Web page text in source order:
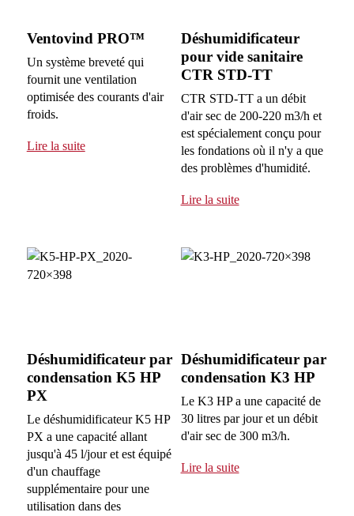
Ventovind PRO™
Un système breveté qui
fournit une ventilation
optimisée des courants d'air
froids.
Lire la suite
Déshumidificateur
pour vide sanitaire
CTR STD-TT
CTR STD-TT a un débit
d'air sec de 200-220 m3/h et
est spécialement conçu pour
les fondations où il n'y a que
des problèmes d'humidité.
Lire la suite
Déshumidificateur par
condensation K5 HP
PX
Le déshumidificateur K5 HP
PX a une capacité allant
jusqu'à 45 l/jour et est équipé
d'un chauffage
supplémentaire pour une
utilisation dans des
Déshumidificateur par
condensation K3 HP
Le K3 HP a une capacité de
30 litres par jour et un débit
d'air sec de 300 m3/h.
Lire la suite